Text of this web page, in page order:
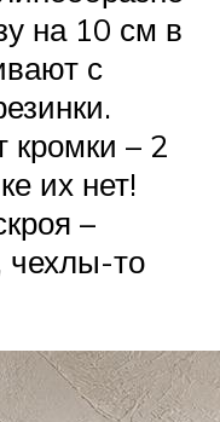
на 10 см в
с
кромки – 2
их нет!
–
чехлы-то